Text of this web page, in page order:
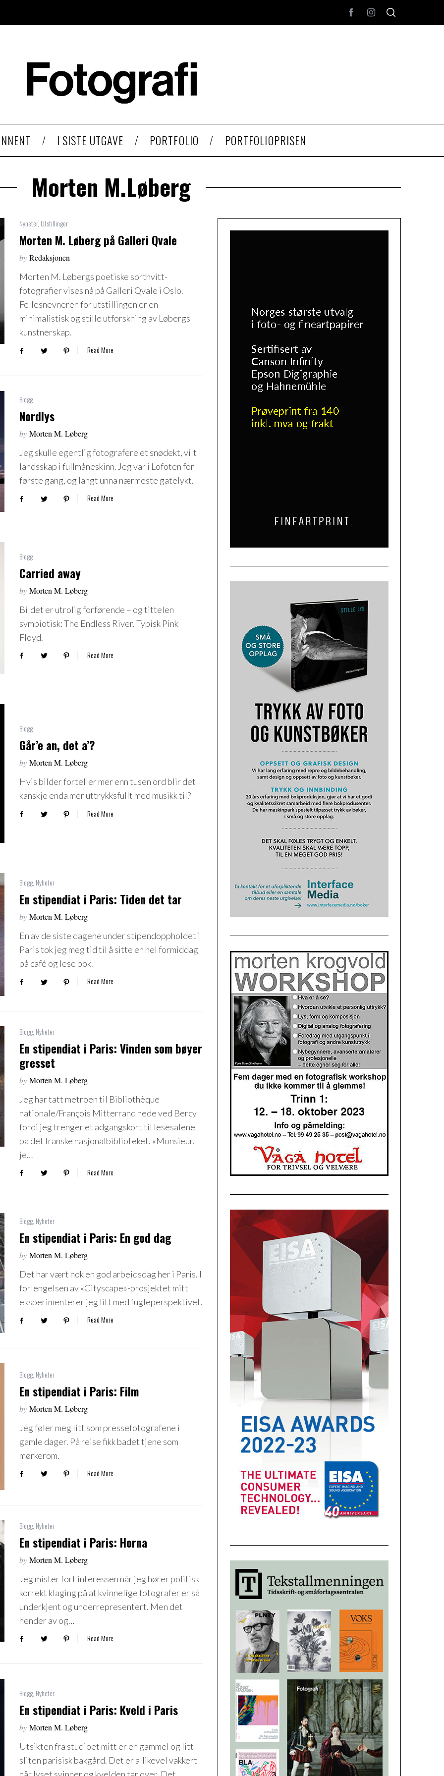
I SISTE UTGAVE PORTFOLIO PORTFOLIOPRISEN
Morten M.Løberg
Nyheter, Utstillinger
Morten M. Løberg på Galleri Qvale
by Redaksjonen
Morten M. Løbergs poetiske sorthvitt-
fotografier vises nå på Galleri Qvale i Oslo.
Fellesnevneren for utstillingen er en
minimalistisk og stille utforskning av Løbergs
kunstnerskap.
Read More
Blogg
Nordlys
by Morten M. Løberg
Jeg skulle egentlig fotografere et snødekt, vilt
landsskap i fullmåneskinn. Jeg var i Lofoten for
første gang, og langt unna nærmeste gatelykt.
Read More
Blogg
Carried away
by Morten M. Løberg
Bildet er utrolig forførende – og tittelen
symbiotisk: The Endless River. Typisk Pink
Floyd.
Read More
Blogg
Går’e an, det a’?
by Morten M. Løberg
Hvis bilder forteller mer enn tusen ord blir det
kanskje enda mer uttrykksfullt med musikk til?
Read More
Blogg, Nyheter
En stipendiat i Paris: Tiden det tar
by Morten M. Løberg
En av de siste dagene under stipendoppholdet i
Paris tok jeg meg tid til å sitte en hel formiddag
på café og lese bok.
Read More
Blogg, Nyheter
En stipendiat i Paris: Vinden som bøyer
gresset
by Morten M. Løberg
Jeg har tatt metroen til Bibliothèque
nationale/François Mitterrand nede ved Bercy
fordi jeg trenger et adgangskort til lesesalene
på det franske nasjonalbiblioteket. «Monsieur,
je…
Read More
Blogg, Nyheter
En stipendiat i Paris: En god dag
by Morten M. Løberg
Det har vært nok en god arbeidsdag her i Paris. I
forlengelsen av «Cityscape»-prosjektet mitt
eksperimenterer jeg litt med fugleperspektivet.
Read More
Blogg, Nyheter
En stipendiat i Paris: Film
by Morten M. Løberg
Jeg føler meg litt som pressefotografene i
gamle dager. På reise fikk badet tjene som
mørkerom.
Read More
Blogg, Nyheter
En stipendiat i Paris: Horna
by Morten M. Løberg
Jeg mister fort interessen når jeg hører politisk
korrekt klaging på at kvinnelige fotografer er så
underkjent og underrepresentert. Men det
hender av og…
Read More
Blogg, Nyheter
En stipendiat i Paris: Kveld i Paris
by Morten M. Løberg
Utsikten fra studioet mitt er en gammel og litt
sliten parisisk bakgård. Det er allikevel vakkert